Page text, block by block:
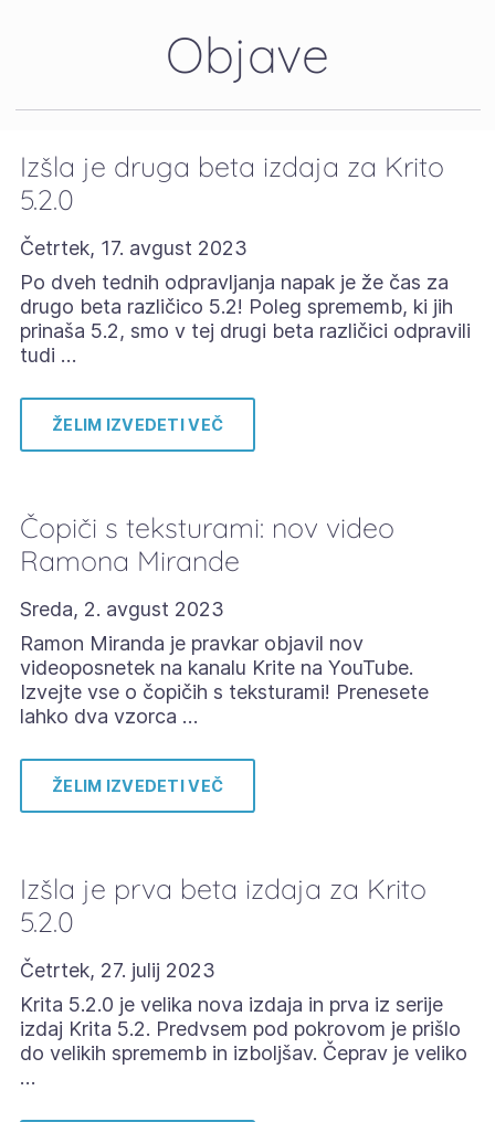
Objave
Izšla je druga beta izdaja za Krito
5.2.0
Četrtek, 17. avgust 2023
Po dveh tednih odpravljanja napak je že čas za
drugo beta različico 5.2! Poleg sprememb, ki jih
prinaša 5.2, smo v tej drugi beta različici odpravili
tudi …
ŽELIM IZVEDETI VEČ
Čopiči s teksturami: nov video
Ramona Mirande
Sreda, 2. avgust 2023
Ramon Miranda je pravkar objavil nov
videoposnetek na kanalu Krite na YouTube.
Izvejte vse o čopičih s teksturami! Prenesete
lahko dva vzorca …
ŽELIM IZVEDETI VEČ
Izšla je prva beta izdaja za Krito
5.2.0
Četrtek, 27. julij 2023
Krita 5.2.0 je velika nova izdaja in prva iz serije
izdaj Krita 5.2. Predvsem pod pokrovom je prišlo
do velikih sprememb in izboljšav. Čeprav je veliko
…